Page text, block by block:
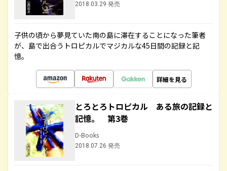
2018.03.29 発売
子供の頃から夢見ていた南の島に滞在することになった筆者
が、島で出合うトロピカルでマジカルな45日間の記録と記
憶。
詳細を見る
とろとろトロピカル ある旅の記録と
記憶。 第3巻
D-Books
2018.07.26 発売